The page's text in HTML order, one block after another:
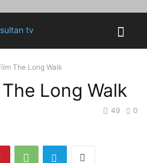
The Long Walk
Long Walk
0
49